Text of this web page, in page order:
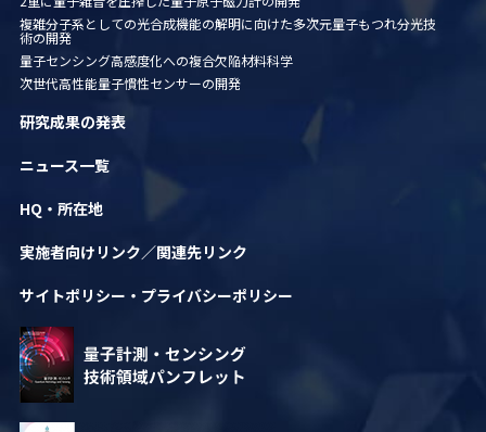
複雑分子系としての光合成機能の解明に向けた多次元量子もつれ分光技
術の開発
量子センシング高感度化への複合欠陥材料科学
次世代高性能量子慣性センサーの開発
研究成果の発表
ニュース一覧
HQ・所在地
実施者向けリンク／関連先リンク
サイトポリシー・ プライバシーポリシー